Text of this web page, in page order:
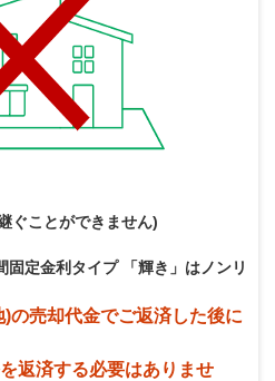
ぐことができません)
定金利タイプ 「輝き」はノンリ
の売却代金でご返済した後に
返済する必要はありませ